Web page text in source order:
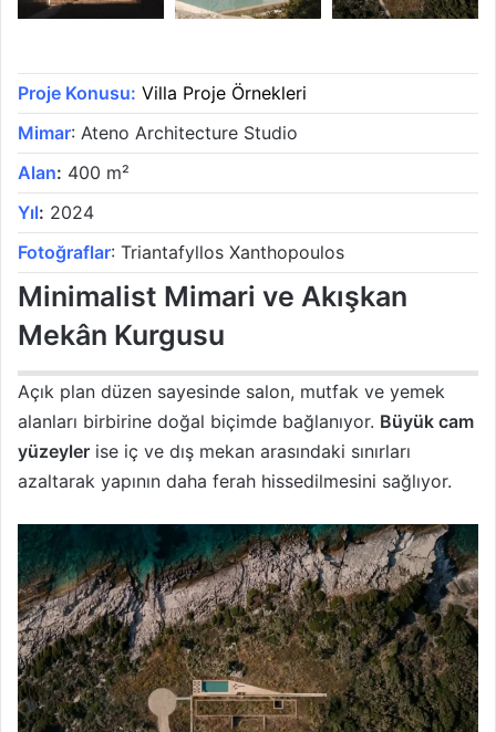
Proje Konusu: Villa Proje Örnekleri
Mimar: Ateno Architecture Studio
Alan: 400 m²
Yıl: 2024
Fotoğraflar: Triantafyllos Xanthopoulos
Minimalist Mimari ve Akışkan
Mekân Kurgusu
Açık plan düzen sayesinde salon, mutfak ve yemek
alanları birbirine doğal biçimde bağlanıyor. Büyük cam
yüzeyler ise iç ve dış mekan arasındaki sınırları
azaltarak yapının daha ferah hissedilmesini sağlıyor.